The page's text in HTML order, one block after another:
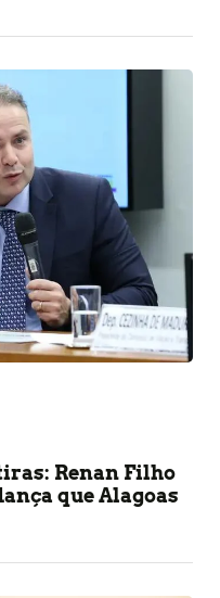
Renan Filho
que Alagoas